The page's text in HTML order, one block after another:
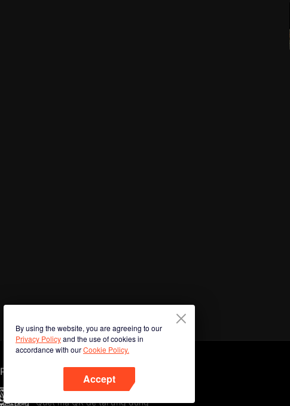
By using the website, you are agreeing to our
Privacy Policyand the use of cookies in
accordance with ourCookie Policy.
Accept
Phone
Quét mã QR để tải ứng dụng